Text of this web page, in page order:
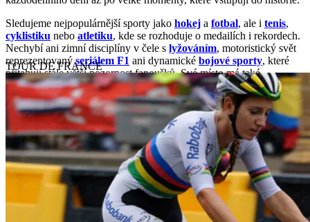
Sledujeme nejpopulárnější sporty jako hokej a fotbal, ale i tenis,
cyklistiku nebo atletiku, kde se rozhoduje o medailích i rekordech.
Nechybí ani zimní disciplíny v čele s lyžováním, motoristický svět
reprezentovanýseriálem F1 ani dynamické bojové sporty, které
přitahují stále větší pozornost fanoušků. Své místo má také
basketbal, jehož popularita roste nejen díky zámořskéNBA, ale i
evropským soutěžím.
Přinášíme nejen výsledky a statistiky, ale i analýzy výkonů,
přestupy, zákulisní informace a silné příběhy sportovců. Sledujeme
trendy, které formují moderní sport, a vysvětlujeme souvislosti, které
stojí za jednotlivými výkony i rozhodnutími.
Sportovní zpravodajství v souvislostech – pro všechny, kteří
chtějí být v obraze a rozumět hře i za hranicí výsledků.
TOUR DE FRANCE